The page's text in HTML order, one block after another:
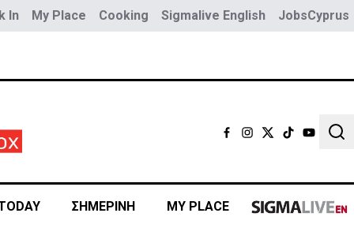
In My Place Cooking Sigmalive English JobsCyprus
ΣΗΜΕΡΙΝΗ MY PLACE